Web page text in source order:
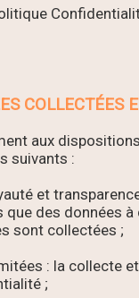
COLLECTÉES
aux
suivants :
et
que des données
sont collectées ;
: la collecte
;